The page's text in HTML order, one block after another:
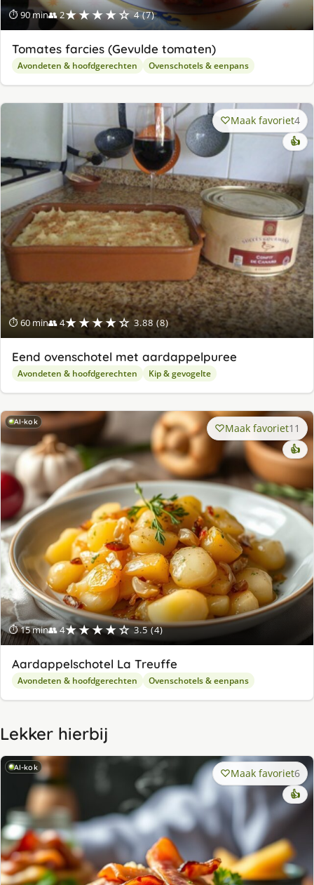
⏱ 90 min👥 2★★★★☆ 4 (7)
Tomates farcies (Gevulde tomaten)
Avondeten & hoofdgerechten Ovenschotels & eenpans
⏱ 60 min👥 4★★★★☆ 3.88 (8)
Maak favoriet4
👍
Eend ovenschotel met aardappelpuree
Avondeten & hoofdgerechten Kip & gevogelte
AI-kok
⏱ 15 min👥 4★★★★☆ 3.5 (4)
Maak favoriet11
👍
Aardappelschotel La Treuffe
Avondeten & hoofdgerechten Ovenschotels & eenpans
Lekker hierbij
AI-kok Maak favoriet6
👍